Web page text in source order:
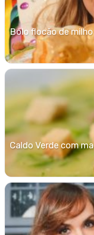
Bolo flocão de
Caldo Verde com